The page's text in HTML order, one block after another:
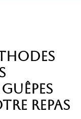
repas